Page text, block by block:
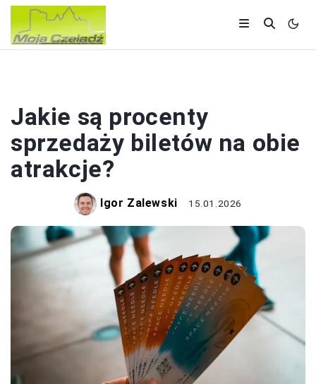
Jakie są procenty
sprzedaży biletów na obie
atrakcje?
Igor Zalewski 15.01.2026